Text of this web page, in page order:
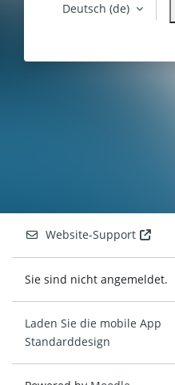
Deutsch ‎(de)‎
Website-Support
Sie sind nicht angemeldet.
Laden Sie die mobile App
Standarddesign